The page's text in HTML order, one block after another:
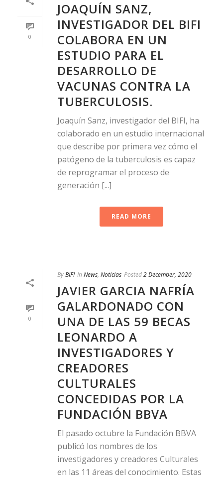
0
JOAQUÍN SANZ,
INVESTIGADOR DEL BIFI
COLABORA EN UN
ESTUDIO PARA EL
DESARROLLO DE
VACUNAS CONTRA LA
TUBERCULOSIS.
Joaquín Sanz, investigador del BIFI, ha
colaborado en un estudio internacional
que describe por primera vez cómo el
patógeno de la tuberculosis es capaz
de reprogramar el proceso de
generación [...]
READ MORE
0
ByBIFI In News, Noticias Posted2 December, 2020
JAVIER GARCIA NAFRÍA
GALARDONADO CON
UNA DE LAS 59 BECAS
LEONARDO A
INVESTIGADORES Y
CREADORES
CULTURALES
CONCEDIDAS POR LA
FUNDACIÓN BBVA
El pasado octubre la Fundación BBVA
publicó los nombres de los
investigadores y creadores Culturales
en las 11 áreas del conocimiento. Estas